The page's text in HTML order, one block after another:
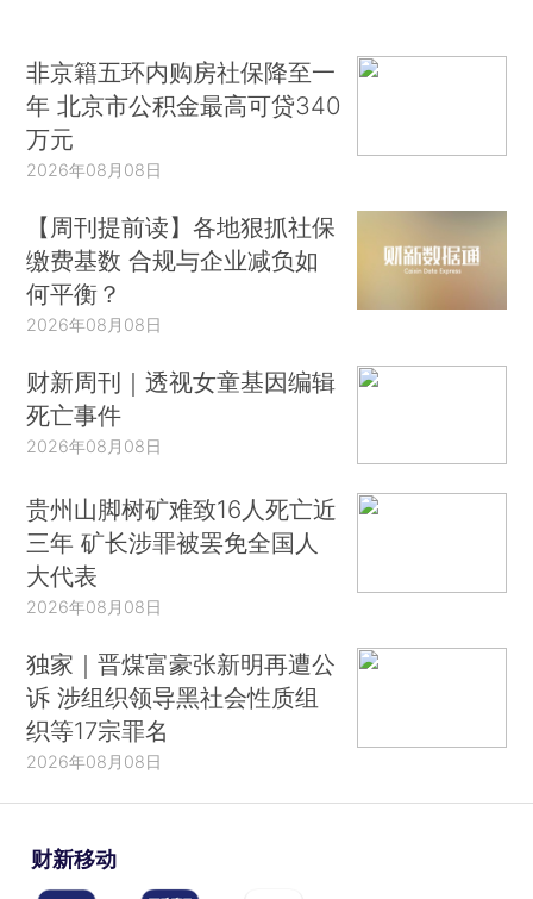
非京籍五环内购房社保降至一
年 北京市公积金最高可贷340
万元
2026年08月08日
【周刊提前读】各地狠抓社保
缴费基数 合规与企业减负如
何平衡？
2026年08月08日
财新周刊｜透视女童基因编辑
死亡事件
2026年08月08日
贵州山脚树矿难致16人死亡近
三年 矿长涉罪被罢免全国人
大代表
2026年08月08日
独家｜晋煤富豪张新明再遭公
诉 涉组织领导黑社会性质组
织等17宗罪名
2026年08月08日
财新移动